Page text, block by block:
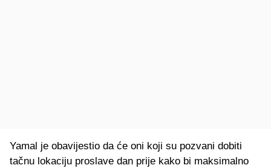
Yamal je obavijestio da će oni koji su pozvani dobiti
tačnu lokaciju proslave dan prije kako bi maksimalno